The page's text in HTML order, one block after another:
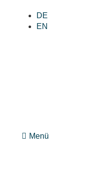
DE
EN
Menü